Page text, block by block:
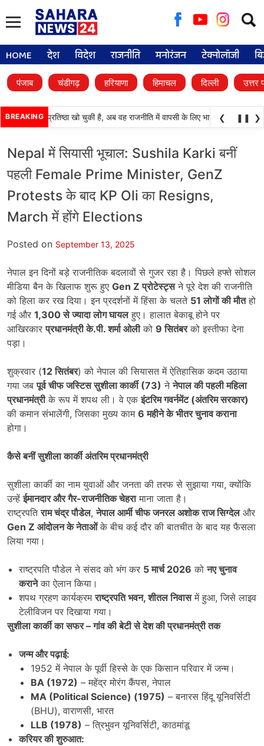
for:
HOME देश विदेश राजनीति मनोरंजन टेक्नोलॉजी
पंजाब चंडीगढ़ हरियाणा हिमाचल दिल्ली उत्तर
BREAKING
दल) अपनी प्रतिष्ठा खो चुकी है, अब वह राजनीति में वापसी के लिए भाजपा से समझौता
❮ ❚❚ ❯
Nepal में सियासी भूचाल: Sushila Karki बनीं
पहली Female Prime Minister, GenZ
Protests के बाद KP Oli का Resigns,
March में होंगे Elections
Posted on September 13, 2025
नेपाल इन दिनों बड़े राजनीतिक बदलावों से गुजर रहा है। पिछले हफ्ते सोशल
मीडिया बैन के खिलाफ शुरू हुए Gen Zप्रोटेस्ट्सने पूरे देश की राजनीति
को हिला कर रख दिया। इन प्रदर्शनों में हिंसा के चलते 51लोगों की मौतहो
गई और 1,300से ज्यादा लोग घायलहुए। हालात बेकाबू होने पर
आखिरकारप्रधानमंत्री के.पी. शर्मा ओलीको 9सितंबरको इस्तीफा देना
पड़ा।
शुक्रवार (12सितंबर) को नेपाल की सियासत में ऐतिहासिक कदम उठाया
गया जबपूर्व चीफ जस्टिस सुशीला कार्की (73) नेनेपाल की पहली महिला
प्रधानमंत्रीके रूप में शपथ ली। वे एकइंटरिम गवर्नमेंट (अंतरिम सरकार)
की कमान संभालेंगी, जिसका मुख्य काम 6महीने के भीतर चुनाव कराना
होगा।
कैसे बनीं सुशीला कार्की अंतरिम प्रधानमंत्री
सुशीला कार्की का नाम युवाओं और जनता की तरफ से सुझाया गया, क्योंकि
उन्हेंईमानदार और गैर-राजनीतिक चेहरामाना जाता है।
राष्ट्रपतिराम चंद्र पौडेल,नेपाल आर्मी चीफ जनरल अशोक राज सिग्देलऔर
Gen Z आंदोलन के नेताओंके बीच कई दौर की बातचीत के बाद यह फैसला
लिया गया।
राष्ट्रपति पौडेल ने संसद को भंग कर 5मार्च 2026 कोनए चुनाव
करानेका ऐलान किया।
शपथ ग्रहण कार्यक्रमराष्ट्रपति भवन,शीतल निवासमें हुआ, जिसे लाइव
टेलीविजन पर दिखाया गया।
सुशीला कार्की का सफर–गांव की बेटी से देश की प्रधानमंत्री तक
जन्म और पढ़ाई:
1952 में नेपाल के पूर्वी हिस्से के एक किसान परिवार में जन्म।
BA (1972) – महेंद्र मोरंग कैंपस, नेपाल
MA (Political Science) (1975) – बनारस हिंदू यूनिवर्सिटी
(BHU), वाराणसी, भारत
LLB (1978) – त्रिभुवन यूनिवर्सिटी, काठमांडू
करियर की शुरुआत: